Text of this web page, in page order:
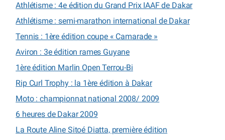
Athlétisme : 4e édition du Grand Prix IAAF de Dakar
Athlétisme : semi-marathon international de Dakar
Tennis : 1ère édition coupe « Camarade »
Aviron : 3e édition rames Guyane
1ère édition Marlin Open Terrou-Bi
Rip Curl Trophy : la 1ère édition à Dakar
Moto : championnat national 2008/ 2009
6 heures de Dakar 2009
La Route Aline Sitoé Diatta, première édition